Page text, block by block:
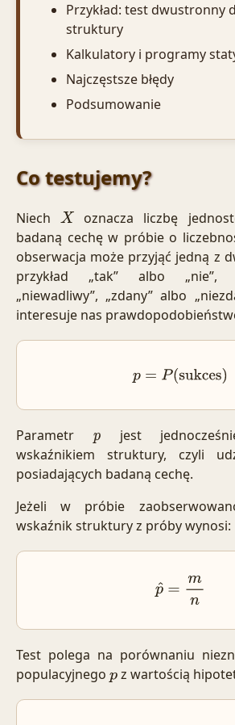
Przykład: test dwustronny
struktury
Kalkulatory i programy
Najczęstsze błędy
Podsumowanie
Co testujemy?
NiechX oznacza liczbę
badaną cechę w próbie o
obserwacja może przyjąć jedną z
przykład „tak” albo „nie”,
„niewadliwy”, „zdany” albo
interesuje nas
p= P(sukces)
Parametr p jest
wskaźnikiem struktury, czyli
posiadających badaną cechę.
Jeżeli w próbie
wskaźnik struktury z próby wynosi:
p ^= mn
Test polega na porównaniu
populacyjnego pz wartością